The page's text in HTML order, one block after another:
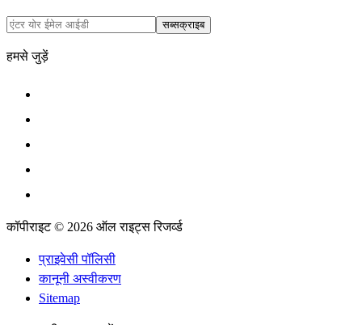
सब्सक्राइब
हमसे जुड़ें
कॉपीराइट © 2026 ऑल राइट्स रिजर्व्ड
प्राइवेसी पॉलिसी
कानूनी अस्वीकरण
Sitemap